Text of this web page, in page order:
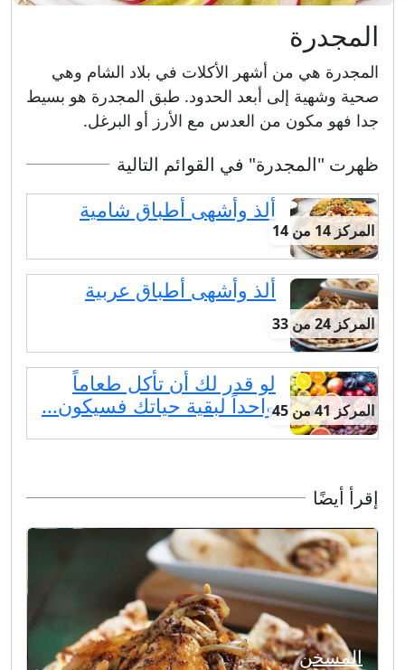
المجدرة
المجدرة هي من أشهر الأكلات في بلاد الشام وهي
صحية وشهية إلى أبعد الحدود. طبق المجدرة هو بسيط
جدا فهو مكون من العدس مع الأرز أو البرغل.
ظهرت "المجدرة" في القوائم التالية
المركز 14 من 14
ألذ وأشهى أطباق شامية
المركز 24 من 33
ألذ وأشهى أطباق عربية
المركز 41 من 45
لو قدر لك أن تأكل طعاماً
واحداً لبقية حياتك فسيكون...
إقرأ أيضًا
المسخن